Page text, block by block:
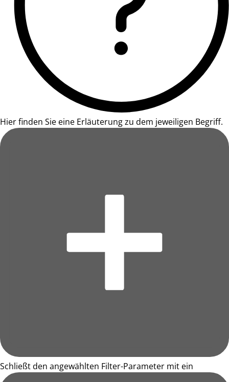
Hier finden Sie eine Erläuterung zu dem jeweiligen Begriff.
Schließt den angewählten Filter-Parameter mit ein